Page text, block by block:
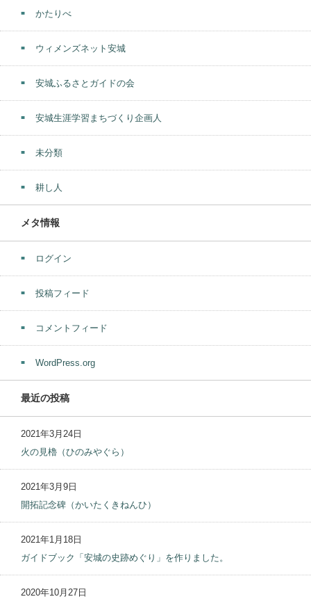
かたりべ
ウィメンズネット安城
安城ふるさとガイドの会
安城生涯学習まちづくり企画人
未分類
耕し人
メタ情報
ログイン
投稿フィード
コメントフィード
WordPress.org
最近の投稿
2021年3月24日
火の見櫓（ひのみやぐら）
2021年3月9日
開拓記念碑（かいたくきねんひ）
2021年1月18日
ガイドブック「安城の史跡めぐり」を作りました。
2020年10月27日